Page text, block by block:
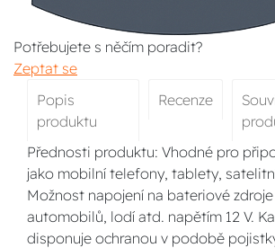
Potřebujete s něčím poradit?
Zeptat se
Popis
produktu
Recenze
Přednosti produktu: Vhodné pro
jako mobilní telefony, tablety,
Možnost napojení na bateriové
automobilů, lodí atd. napětím 12 V.
disponuje ochranou v podobě